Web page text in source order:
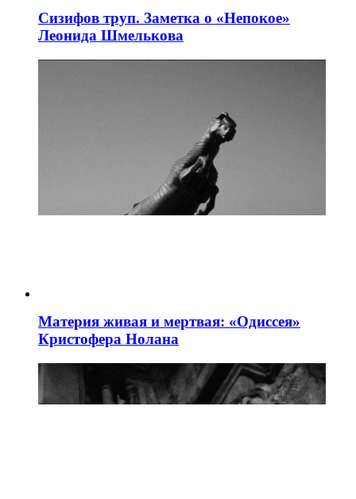
Сизифов труп. Заметка о «Непокое»
Леонида Шмелькова
Материя живая и мертвая: «Одиссея»
Кристофера Нолана